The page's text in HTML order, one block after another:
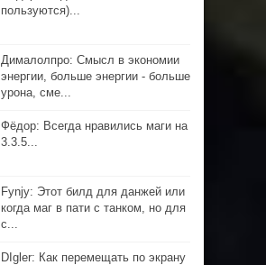
пользуются)...
Дималолпро: Смысл в экономии
энергии, больше энергии - больше
урона, сме...
Фёдор: Всегда нравились маги на
3.3.5...
Fynjy: Этот билд для данжей или
когда маг в пати с танком, но для
с...
DIgler: Как перемещать по экрану